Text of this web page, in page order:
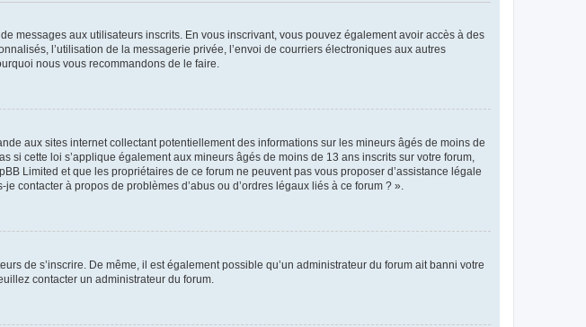
messages aux utilisateurs inscrits. En vous inscrivant, vous pouvez également avoir accès à des
l’utilisation de la messagerie privée, l’envoi de courriers électroniques aux autres
nous vous recommandons de le faire.
aux sites internet collectant potentiellement des informations sur les mineurs âgés de moins de
cette loi s’applique également aux mineurs âgés de moins de 13 ans inscrits sur votre forum,
Limited et que les propriétaires de ce forum ne peuvent pas vous proposer d’assistance légale
contacter à propos de problèmes d’abus ou d’ordres légaux liés à ce forum ? ».
de s’inscrire. De même, il est également possible qu’un administrateur du forum ait banni votre
contacter un administrateur du forum.